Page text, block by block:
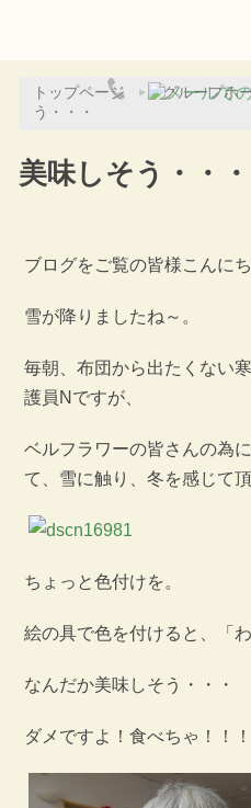
トップページ グループホ
う・・・
美味しそう・・・
ブログをご覧の皆様こんにち
雪が降りましたね～。
毎朝、布団から出たくない
護員Nですが、
ベルフラワーの皆さんの為
て、雪に触り、冬を感じて
ちょっと色付けを。
絵の具で色を付けると、「
なんだか美味しそう・・・
ダメですよ！食べちゃ！！！